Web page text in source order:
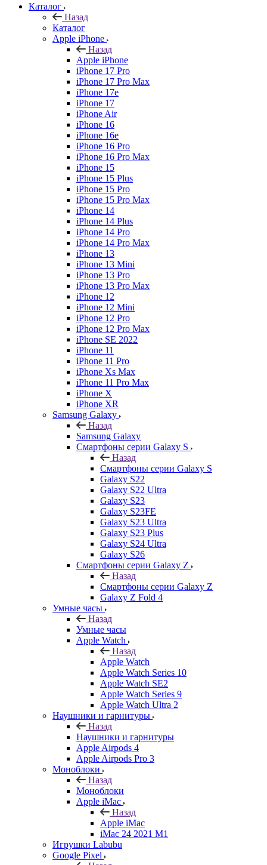
Каталог
Назад
Каталог
Apple iPhone
Назад
Apple iPhone
iPhone 17 Pro
iPhone 17 Pro Max
iPhone 17e
iPhone 17
iPhone Air
iPhone 16
iPhone 16e
iPhone 16 Pro
iPhone 16 Pro Max
iPhone 15
iPhone 15 Plus
iPhone 15 Pro
iPhone 15 Pro Max
iPhone 14
iPhone 14 Plus
iPhone 14 Pro
iPhone 14 Pro Max
iPhone 13
iPhone 13 Mini
iPhone 13 Pro
iPhone 13 Pro Max
iPhone 12
iPhone 12 Mini
iPhone 12 Pro
iPhone 12 Pro Max
iPhone SE 2022
iPhone 11
iPhone 11 Pro
iPhone Xs Max
iPhone 11 Pro Max
iPhone X
iPhone XR
Samsung Galaxy
Назад
Samsung Galaxy
Смартфоны серии Galaxy S
Назад
Смартфоны серии Galaxy S
Galaxy S22
Galaxy S22 Ultra
Galaxy S23
Galaxy S23FE
Galaxy S23 Ultra
Galaxy S23 Plus
Galaxy S24 Ultra
Galaxy S26
Смартфоны серии Galaxy Z
Назад
Смартфоны серии Galaxy Z
Galaxy Z Fold 4
Умные часы
Назад
Умные часы
Apple Watch
Назад
Apple Watch
Apple Watch Series 10
Apple Watch SE2
Apple Watch Series 9
Apple Watch Ultra 2
Наушники и гарнитуры
Назад
Наушники и гарнитуры
Apple Airpods 4
Apple Airpods Pro 3
Моноблоки
Назад
Моноблоки
Apple iMac
Назад
Apple iMac
iMac 24 2021 M1
Игрушки Labubu
Google Pixel